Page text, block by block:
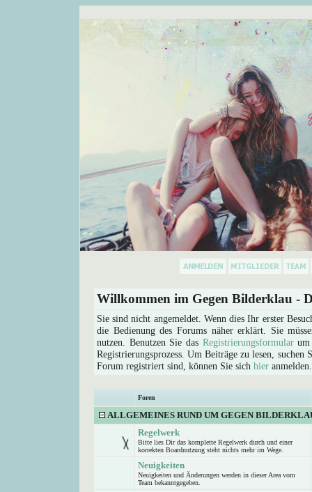
Willkommen im Gegen Bilderklau -
Sie sind nicht angemeldet. Wenn dies Ihr erster
die Bedienung des Forums näher erklärt. Sie
nutzen. Benutzen Sie das Registrierungsformularum
Registrierungsprozess. Um Beiträge zu lesen,
Forum registriert sind, können Sie sich hier anmelden.
Foren
ALLGEMEINES RUND UM GEGEN
Regelwerk
Bitte lies Dir das komplette Regelwerk durch und einer
korrekten Boardnutzung steht nichts mehr im Wege.
Neuigkeiten
Neuigkeiten und Änderungen werden in dieser Area vom
Team bekanntgegeben.